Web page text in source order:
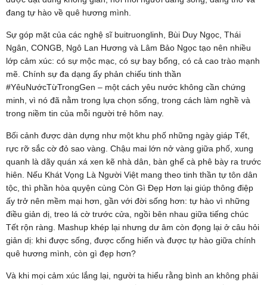
đang tự hào về quê hương mình.
Sự góp mặt của các nghệ sĩ buitruonglinh, Bùi Duy Ngọc, Thái
Ngân, CONGB, Ngô Lan Hương và Lâm Bảo Ngọc tạo nên nhiều
lớp cảm xúc: có sự mộc mạc, có sự bay bổng, có cả cao trào mạnh
mẽ. Chính sự đa dạng ấy phản chiếu tinh thần
#YêuNướcTừTrongGen – một cách yêu nước không cần chứng
minh, vì nó đã nằm trong lựa chọn sống, trong cách làm nghề và
trong niềm tin của mỗi người trẻ hôm nay.
Bối cảnh được dàn dựng như một khu phố những ngày giáp Tết,
rực rỡ sắc cờ đỏ sao vàng. Chậu mai lớn nở vàng giữa phố, xung
quanh là dãy quán xá xen kẽ nhà dân, bàn ghế cà phê bày ra trước
hiên. Nếu Khát Vọng Là Người Việt mang theo tinh thần tự tôn dân
tộc, thì phần hòa quyện cùng Còn Gì Đẹp Hơn lại giúp thông điệp
ấy trở nên mềm mại hơn, gần với đời sống hơn: tự hào vì những
điều giản dị, treo lá cờ trước cửa, ngồi bên nhau giữa tiếng chúc
Tết rộn ràng. Mashup khép lại nhưng dư âm còn đọng lại ở câu hỏi
giản dị: khi được sống, được cống hiến và được tự hào giữa chính
quê hương mình, còn gì đẹp hơn?
Và khi mọi cảm xúc lắng lại, người ta hiểu rằng bình an không phải